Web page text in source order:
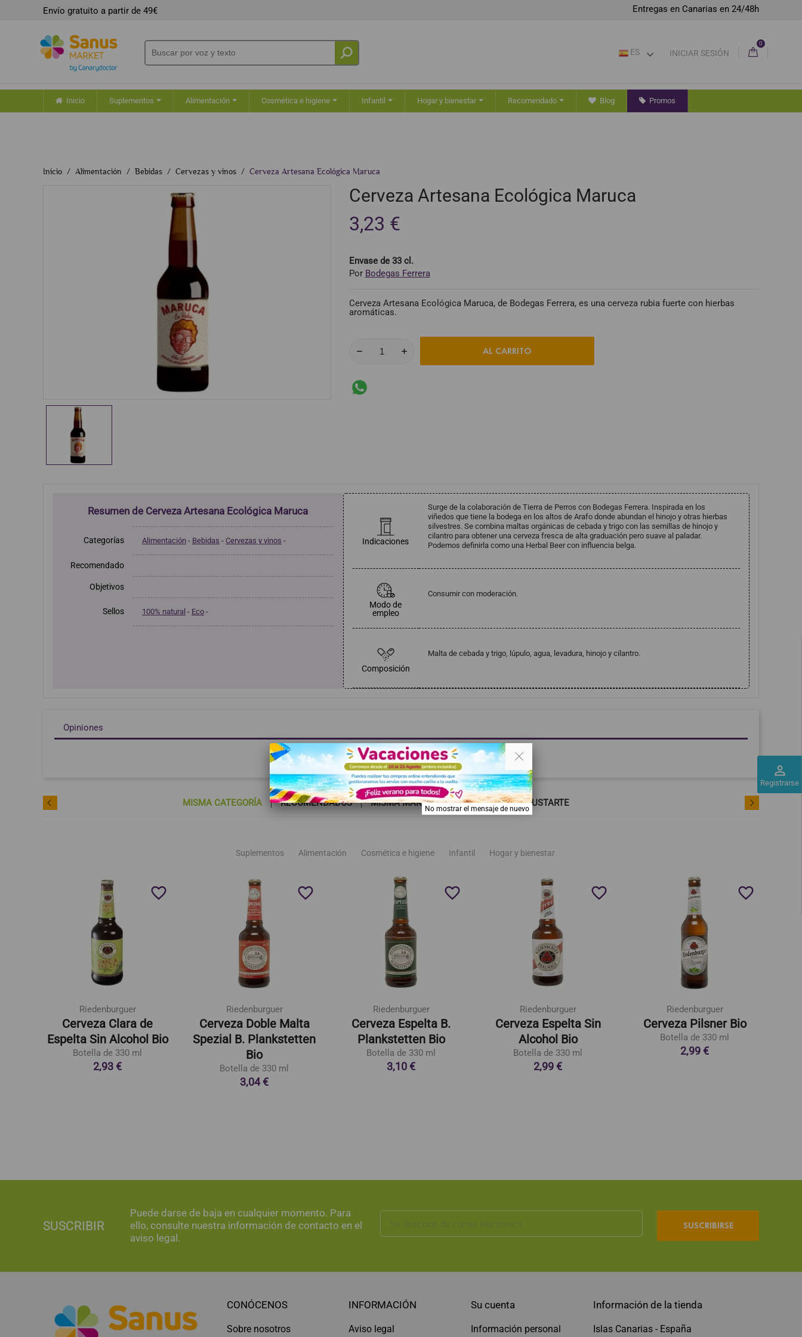
Envío gratuito a partir de 49€ Entregas en Canarias en 24/48h
ES INICIAR SESIÓN
0
perm_identity
Registrarse
Inicio Suplementos Alimentación Cosmética e higiene Infantil Hogar y bienestar Recomendado Blog Promos
Inicio Alimentación Bebidas Cervezas y vinos Cerveza Artesana Ecológica Maruca
Cerveza Artesana Ecológica Maruca
3,23 €
Envase de 33 cl.
Por Bodegas Ferrera
Cerveza Artesana Ecológica Maruca, de Bodegas Ferrera, es una cerveza rubia fuerte con hierbas
aromáticas.
AL CARRITO
Resumen de Cerveza Artesana Ecológica Maruca
Categorías Alimentación - Bebidas - Cervezas y vinos -
Recomendado
Objetivos
Sellos 100% natural - Eco -
Indicaciones
Surge de la colaboración de Tierra de Perros con Bodegas Ferrera. Inspirada en los
viñedos que tiene la bodega en los altos de Arafo donde abundan el hinojo y otras hierbas
silvestres. Se combina maltas orgánicas de cebada y trigo con las semillas de hinojo y
cilantro para obtener una cerveza fresca de alta graduación pero suave al paladar.
Podemos definirla como una Herbal Beer con influencia belga.
Modo de
empleo
Consumir con moderación.
Composición
Malta de cebada y trigo, lúpulo, agua, levadura, hinojo y cilantro.
Opiniones
Haga clic aquí para dejar una opinión
MISMA CATEGORÍA RECOMENDADOS MISMA MARCA TAMBIÉN PODRÍA GUSTARTE
Suplementos Alimentación Cosmética e higiene Infantil Hogar y bienestar
Riedenburguer
Cerveza Clara de
Espelta Sin Alcohol Bio
Botella de 330 ml
2,93 €
favorite_border
Riedenburguer
Cerveza Doble Malta
Spezial B. Plankstetten
Bio
Botella de 330 ml
3,04 €
favorite_border
Riedenburguer
Cerveza Espelta B.
Plankstetten Bio
Botella de 330 ml
3,10 €
favorite_border
Riedenburguer
Cerveza Espelta Sin
Alcohol Bio
Botella de 330 ml
2,99 €
favorite_border
Riedenburguer
Cerveza Pilsner Bio
Botella de 330 ml
2,99 €
favorite_border
SUSCRIBIR
Puede darse de baja en cualquier momento. Para
ello, consulte nuestra información de contacto en el
aviso legal.
SUSCRIBIRSE
CONÓCENOS
Sobre nosotros
INFORMACIÓN
Aviso legal
Su cuenta
Información personal
Información de la tienda
Islas Canarias - España
. .
No mostrar el mensaje de nuevo